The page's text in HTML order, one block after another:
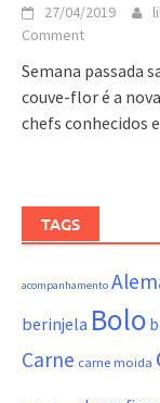
27/04/2019
Comment
Semana passada
couve-flor é a
chefs conhecidos
TAGS
acompanhamento
berinjela Bolo
Carne carne moida